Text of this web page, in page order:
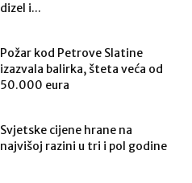
dizel i...
Požar kod Petrove Slatine
izazvala balirka, šteta veća od
50.000 eura
Svjetske cijene hrane na
najvišoj razini u tri i pol godine